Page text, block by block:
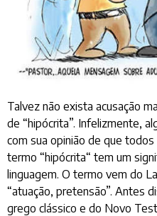
Talvez não exista acusação
de “hipócrita”. Infelizmente,
com sua opinião de que
termo “hipócrita“ tem um
linguagem. O termo vem do
“atuação, pretensão”. Antes
grego clássico e do Novo